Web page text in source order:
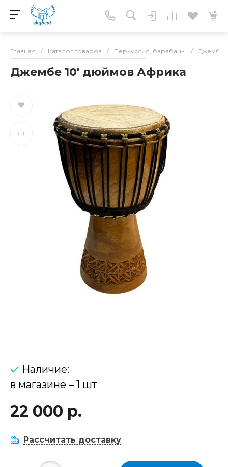
Главная / Каталог товаров / Перкуссия, барабаны / Джембе
Джембе 10' дюймов Африка
Наличие:
в магазине – 1 шт
22 000 р.
Рассчитать доставку